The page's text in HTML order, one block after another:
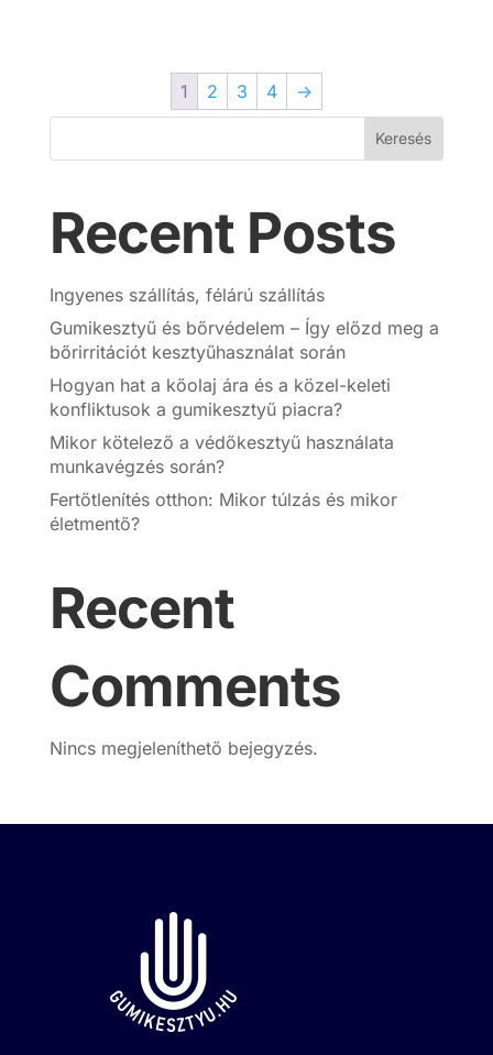
1 2 3 4 →
Keresés
Recent Posts
Ingyenes szállítás, félárú szállítás
Gumikesztyű és bőrvédelem – Így előzd meg a
bőrirritációt kesztyűhasználat során
Hogyan hat a kőolaj ára és a közel-keleti
konfliktusok a gumikesztyű piacra?
Mikor kötelező a védőkesztyű használata
munkavégzés során?
Fertőtlenítés otthon: Mikor túlzás és mikor
életmentő?
Recent
Comments
Nincs megjeleníthető bejegyzés.